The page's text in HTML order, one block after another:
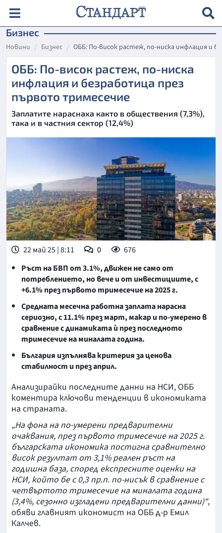
Бизнес
Новини Бизнес ОББ: По-висок растеж, по-ниска инфлация и
ОББ: По-висок растеж, по-ниска
инфлация и безработица през
първото тримесечие
Заплатите нараснаха както в обществения (7,3%),
така и в частния сектор (12,4%)
22 май 25 | 8:11 0
676
Ръст на БВП от 3.1%, движен не само от
потреблението, но вече и от инвестициите, с
+6.1% през първото тримесечие на 2025 г.
Средната месечна работна заплата нарасна
сериозно, с 11.1% през март, макар и по-умерено в
сравнение с динамиката ѝ през последното
тримесечие на миналата година.
България изпълнява критерия за ценова
стабилност и през април.
Анализирайки последните данни на НСИ, ОББ
коментира ключови тенденции в икономиката
на страната.
„На фона на по-умерени предварителни
очаквания, през първото тримесечие на 2025 г.
българската икономика постигна сравнително
висок резултат от 3,1% реален ръст на
годишна база, според експресните оценки на
НСИ, който бе с 0,3 пр.п. по-нисък в сравнение с
четвъртото тримесечие на миналата година
(3,4%, сезонно изгладени предварителни данни)“,
обяви главният икономист на ОББ д-р Емил
Калчев.